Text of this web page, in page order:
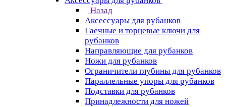
Назад
Аксессуары для рубанков
Гаечные и торцевые ключи для
рубанков
Направляющие для рубанков
Ножи для рубанков
Ограничители глубины для рубанков
Параллельные упоры для рубанков
Подставки для рубанков
Принадлежности для ножей